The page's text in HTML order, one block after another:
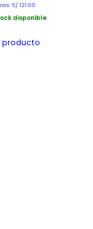
S/121.00
disponible
producto